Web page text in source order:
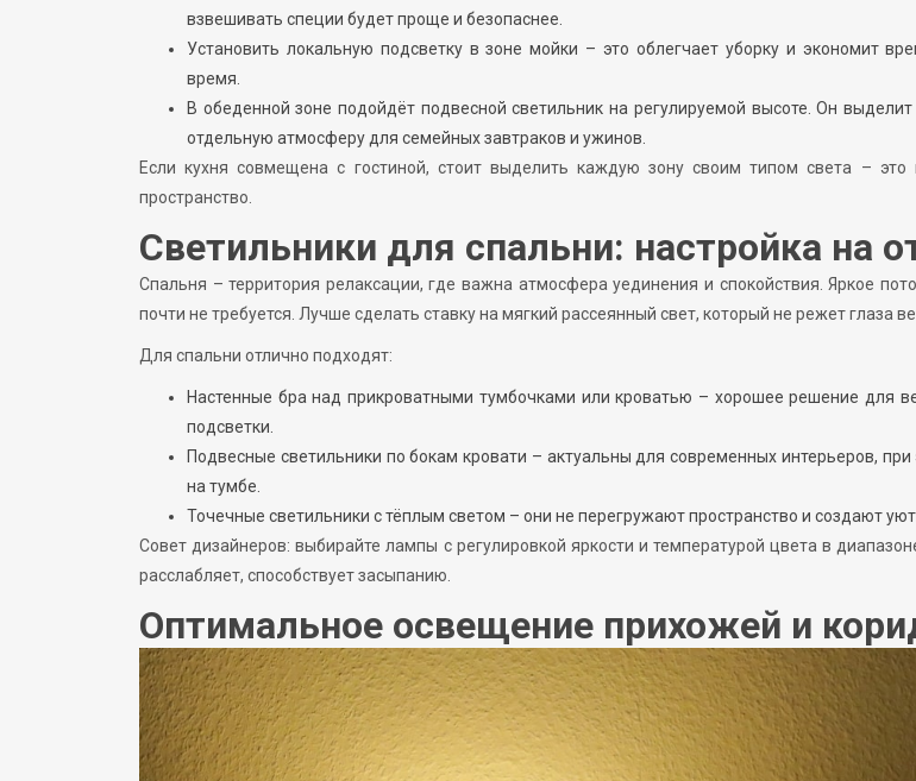
взвешивать специи будет проще и безопаснее.
Установить локальную подсветку в зоне мойки – это облегчает уборку и экономит
время.
В обеденной зоне подойдёт подвесной светильник на регулируемой высоте. Он
отдельную атмосферу для семейных завтраков и ужинов.
Если кухня совмещена с гостиной, стоит выделить каждую зону своим типом света – это
пространство.
Светильники для спальни: настройка на
Спальня – территория релаксации, где важна атмосфера уединения и спокойствия. Яркое
почти не требуется. Лучше сделать ставку на мягкий рассеянный свет, который не режет глаза
Для спальни отлично подходят:
Настенные бра над прикроватными тумбочками или кроватью – хорошее решение для
подсветки.
Подвесные светильники по бокам кровати – актуальны для современных интерьеров,
на тумбе.
Точечные светильники с тёплым светом – они не перегружают пространство и создают
Совет дизайнеров: выбирайте лампы с регулировкой яркости и температурой цвета в
расслабляет, способствует засыпанию.
Оптимальное освещение прихожей и